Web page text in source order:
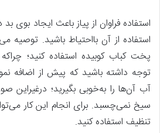
استفاده فراوان از پیاز باعث ایجاد
استفاده از آن بااحتیاط باشید. توصیه
پخت کباب کوبیده استفاده کنید؛
توجه داشته باشید که پیش‌ از اضافه
آب آن‌ها را به‌خوبی بگیرید؛
سیخ نمی‌چسبد. برای انجام این کار
تنظیف استفاده کنید.